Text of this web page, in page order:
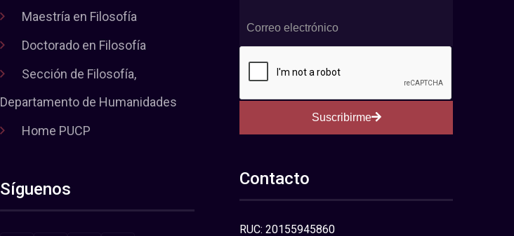
Maestría en Filosofía
Doctorado en Filosofía
Sección de Filosofía,
Departamento de Humanidades
Home PUCP
Síguenos
Suscribirme
Contacto
RUC: 20155945860